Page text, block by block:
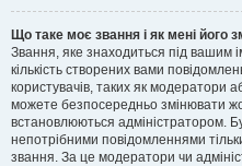
Що таке моє звання і як мені його
Звання, яке знаходиться під вашим
кількість створених вами
користувачів, таких як модератори
можете безпосередньо змінювати
встановлюються адміністратором.
непотрібними повідомленнями
звання. За це модератори чи